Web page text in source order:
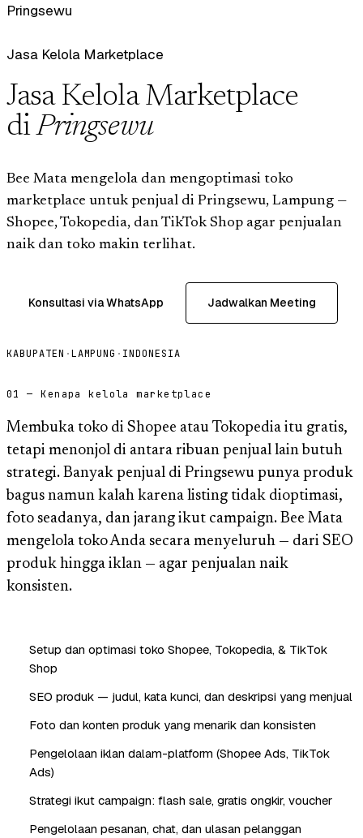
Pringsewu
Jasa Kelola Marketplace
Jasa Kelola Marketplace
diPringsewu
Bee Mata mengelola dan mengoptimasi toko
marketplace untuk penjual di Pringsewu, Lampung —
Shopee, Tokopedia, dan TikTok Shop agar penjualan
naik dan toko makin terlihat.
Konsultasi via WhatsApp Jadwalkan Meeting
KABUPATEN ·LAMPUNG · INDONESIA
01 — Kenapa kelola marketplace
Membuka toko di Shopee atau Tokopedia itu gratis,
tetapi menonjol di antara ribuan penjual lain butuh
strategi. Banyak penjual di Pringsewu punya produk
bagus namun kalah karena listing tidak dioptimasi,
foto seadanya, dan jarang ikut campaign. Bee Mata
mengelola toko Anda secara menyeluruh — dari SEO
produk hingga iklan — agar penjualan naik
konsisten.
Setup dan optimasi toko Shopee, Tokopedia, & TikTok
Shop
SEO produk — judul, kata kunci, dan deskripsi yang menjual
Foto dan konten produk yang menarik dan konsisten
Pengelolaan iklan dalam-platform (Shopee Ads, TikTok
Ads)
Strategi ikut campaign: flash sale, gratis ongkir, voucher
Pengelolaan pesanan, chat, dan ulasan pelanggan